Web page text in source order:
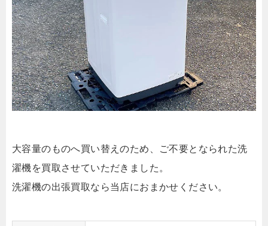
大容量のものへ買い替えのため、ご不要となられた洗
濯機を買取させていただきました。
洗濯機の出張買取なら当店におまかせください。